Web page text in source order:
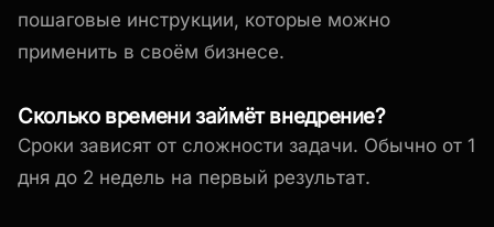
пошаговые инструкции, которые можно
применить в своём бизнесе.
Сколько времени займёт внедрение?
Сроки зависят от сложности задачи. Обычно от 1
дня до 2 недель на первый результат.